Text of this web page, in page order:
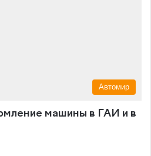
Автомир
машины в ГАИ и в